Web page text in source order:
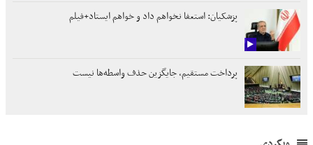
پزشکیان: استعفا نخواهم داد و خواهم ایستاد+فیلم
پرداخت مستقیم، جایگزین حذف واسطه‌ها نیست